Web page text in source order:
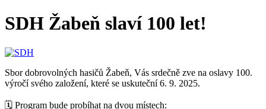
SDH Žabeň slaví 100 let!
Sbor dobrovolných hasičů Žabeň, Vás srdečně zve na oslavy 100.
výročí svého založení, které se uskuteční 6. 9. 2025.
🗓 Program bude probíhat na dvou místech: